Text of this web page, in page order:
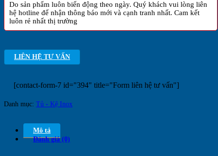
Do sản phẩm luôn biến động theo ngày. Quý khách vui lòng liên
hệ hotline để nhận thông báo mới và cạnh tranh nhất. Cam kết
luôn rẻ nhất thị trường
LIÊN HỆ TƯ VẤN
[contact-form-7 id="394" title="Form liên hệ tư vấn"]
Danh mục: Tủ - Kệ Inox
Mô tả
Đánh giá (0)